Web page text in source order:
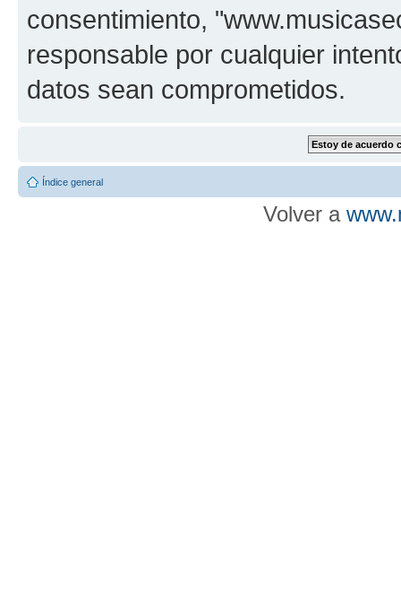
consentimiento,
responsable por cualquier
datos sean comprometidos.
Índice general
Volver a